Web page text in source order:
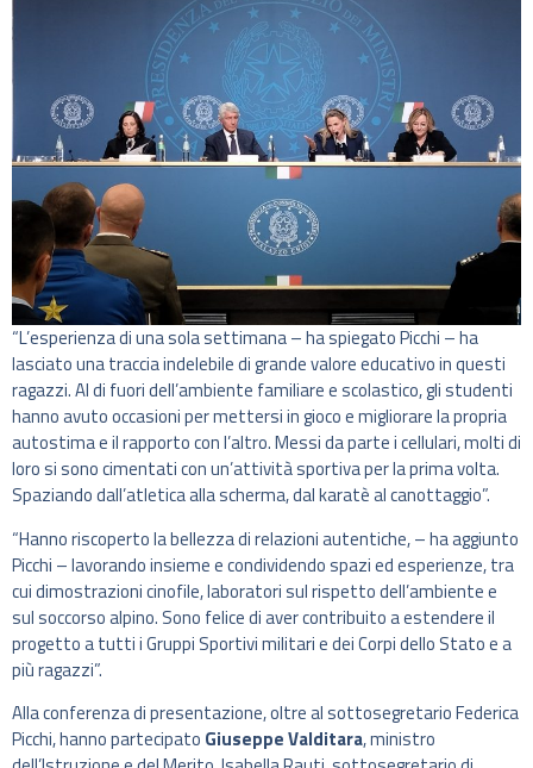
“L’esperienza di una sola settimana – ha spiegato Picchi – ha
lasciato una traccia indelebile di grande valore educativo in questi
ragazzi. Al di fuori dell’ambiente familiare e scolastico, gli studenti
hanno avuto occasioni per mettersi in gioco e migliorare la propria
autostima e il rapporto con l’altro. Messi da parte i cellulari, molti di
loro si sono cimentati con un’attività sportiva per la prima volta.
Spaziando dall’atletica alla scherma, dal karatè al canottaggio”.
“Hanno riscoperto la bellezza di relazioni autentiche, – ha aggiunto
Picchi – lavorando insieme e condividendo spazi ed esperienze, tra
cui dimostrazioni cinofile, laboratori sul rispetto dell’ambiente e
sul soccorso alpino. Sono felice di aver contribuito a estendere il
progetto a tutti i Gruppi Sportivi militari e dei Corpi dello Stato e a
più ragazzi”.
Alla conferenza di presentazione, oltre al sottosegretario Federica
Picchi, hanno partecipato Giuseppe Valditara, ministro